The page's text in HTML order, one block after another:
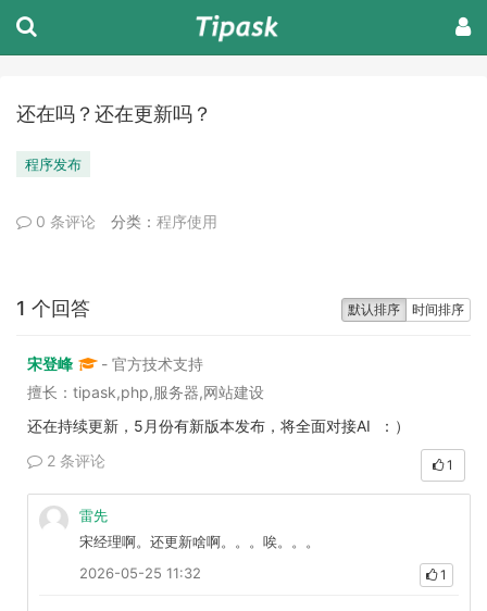
还在吗？还在更新吗？
程序发布
0 条评论 分类： 程序使用
默认排序 时间排序
1 个回答
宋登峰
- 官方技术支持
擅长：tipask,php,服务器,网站建设
还在持续更新，5月份有新版本发布，将全面对接AI ：）
2 条评论
1
雷先
宋经理啊。还更新啥啊。。。唉。。。
2026-05-25 11:32
1